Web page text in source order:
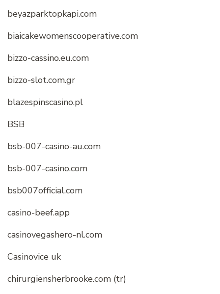
beyazparktopkapi.com
biaicakewomenscooperative.com
bizzo-cassino.eu.com
bizzo-slot.com.gr
blazespinscasino.pl
BSB
bsb-007-casino-au.com
bsb-007-casino.com
bsb007official.com
casino-beef.app
casinovegashero-nl.com
Casinovice uk
chirurgiensherbrooke.com (tr)